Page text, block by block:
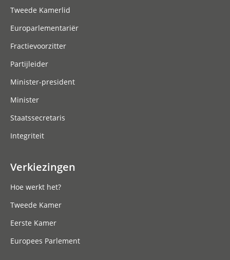
Tweede Kamerlid
Europarlementariër
Fractievoorzitter
Partijleider
Minister-president
Minister
Staatssecretaris
Integriteit
Verkiezingen
Hoe werkt het?
Tweede Kamer
Eerste Kamer
Europees Parlement